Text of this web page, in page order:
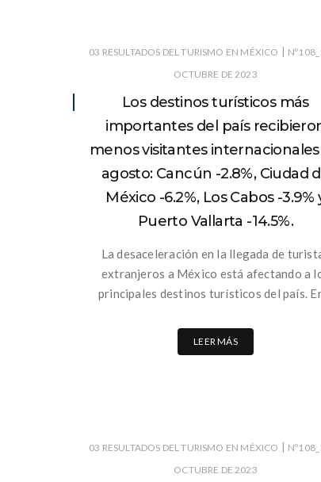
03 RESULTADOS DEL TURISMO EN MÉXICO |
OCTUBRE DE 2023
Los destinos turísticos más
importantes del país
menos visitantes
agosto: Cancún -2.8%, Ciudad
México -6.2%, Los Cabos -3.9%
Puerto Vallarta -14.5%.
La desaceleración en la llegada de
extranjeros a México está afectando a
principales destinos turísticos del país.
LEER MÁS
03 RESULTADOS DEL TURISMO EN MÉXICO |
OCTUBRE DE 2023